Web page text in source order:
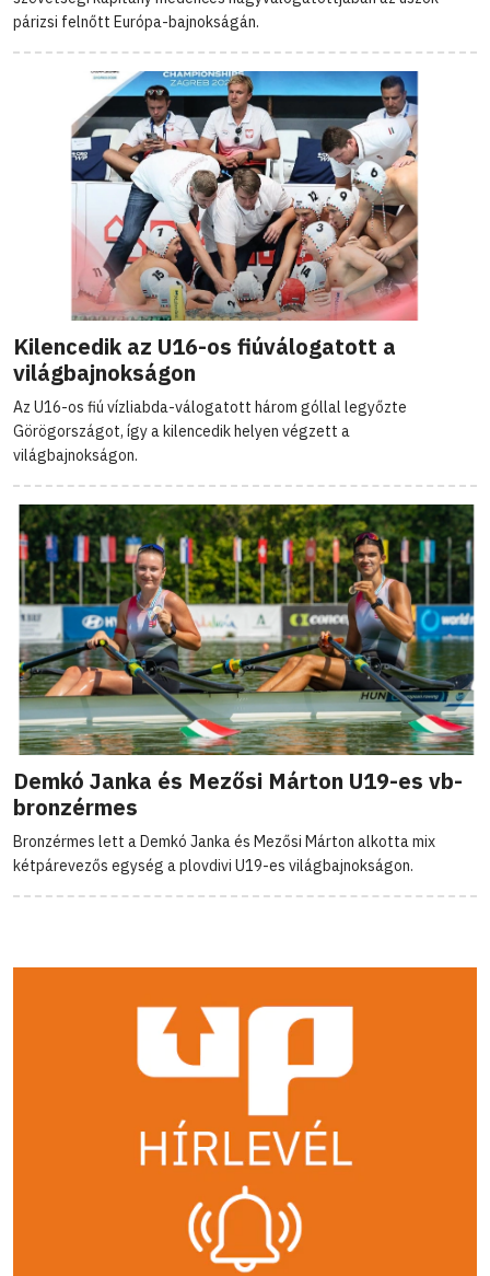
párizsi felnőtt Európa-bajnokságán.
Kilencedik az U16-os fiúválogatott a
világbajnokságon
Az U16-os fiú vízliabda-válogatott három góllal legyőzte
Görögországot, így a kilencedik helyen végzett a
világbajnokságon.
Demkó Janka és Mezősi Márton U19-es vb-
bronzérmes
Bronzérmes lett a Demkó Janka és Mezősi Márton alkotta mix
kétpárevezős egység a plovdivi U19-es világbajnokságon.